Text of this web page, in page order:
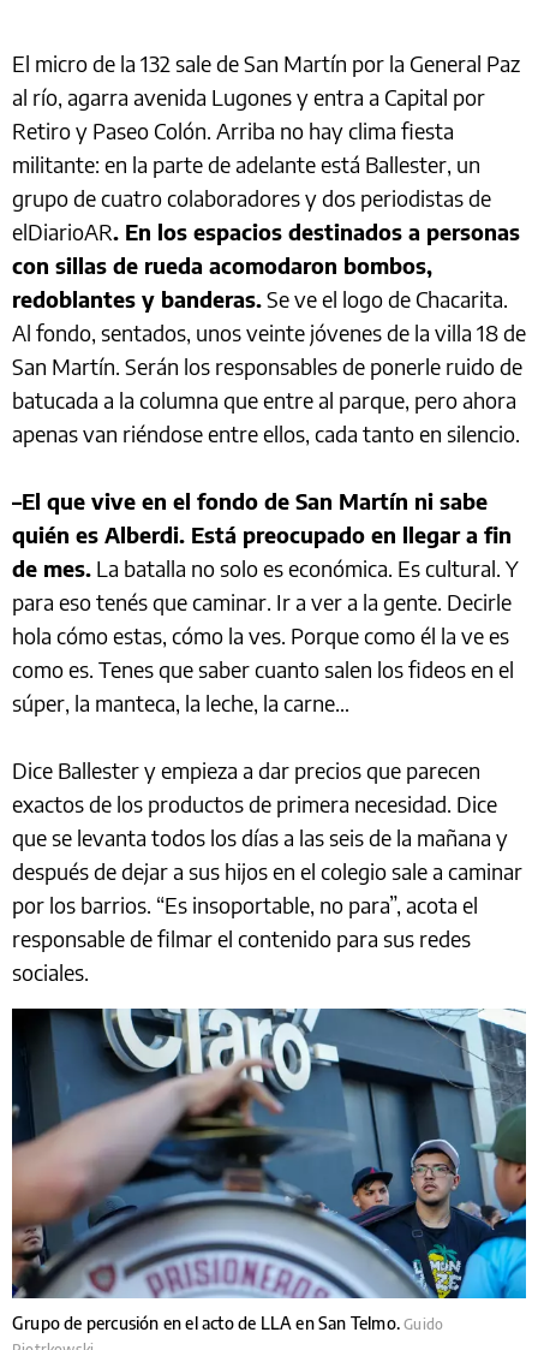
El micro de la 132 sale de San Martín por la General Paz
al río, agarra avenida Lugones y entra a Capital por
Retiro y Paseo Colón. Arriba no hay clima fiesta
militante: en la parte de adelante está Ballester, un
grupo de cuatro colaboradores y dos periodistas de
elDiarioAR. En los espacios destinados a personas
con sillas de rueda acomodaron bombos,
redoblantes y banderas.Se ve el logo de Chacarita.
Al fondo, sentados, unos veinte jóvenes de la villa 18 de
San Martín. Serán los responsables de ponerle ruido de
batucada a la columna que entre al parque, pero ahora
apenas van riéndose entre ellos, cada tanto en silencio.
–El que vive en el fondo de San Martín ni sabe
quién es Alberdi. Está preocupado en llegar a fin
de mes. La batalla no solo es económica. Es cultural. Y
para eso tenés que caminar. Ir a ver a la gente. Decirle
hola cómo estas, cómo la ves. Porque como él la ve es
como es. Tenes que saber cuanto salen los fideos en el
súper, la manteca, la leche, la carne…
Dice Ballester y empieza a dar precios que parecen
exactos de los productos de primera necesidad. Dice
que se levanta todos los días a las seis de la mañana y
después de dejar a sus hijos en el colegio sale a caminar
por los barrios. “Es insoportable, no para”, acota el
responsable de filmar el contenido para sus redes
sociales.
Grupo de percusión en el acto de LLA en San Telmo.Guido